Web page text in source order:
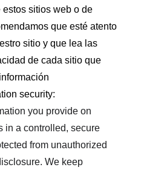
sitios web o de
que esté atento
sitio y que lea las
de cada sitio que
security:
you provide on
in a controlled, secure
from unauthorized
We keep